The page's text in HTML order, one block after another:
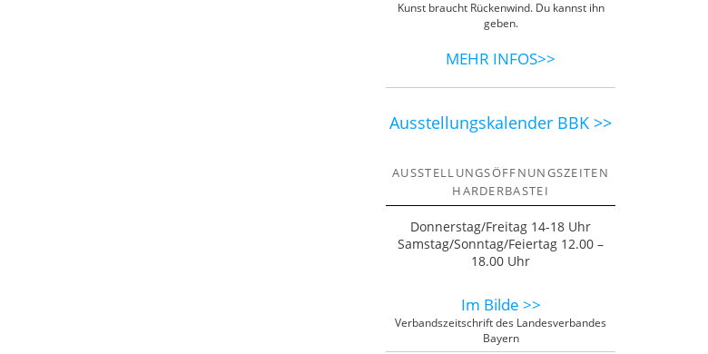
Kunst braucht Rückenwind. Du kannst ihn
geben.
MEHR INFOS>>
Ausstellungskalender BBK >>
AUSSTELLUNGSÖFFNUNGSZEITEN
HARDERBASTEI
Donnerstag/Freitag 14-18 Uhr
Samstag/Sonntag/Feiertag 12.00 –
18.00 Uhr
Im Bilde >>
Verbandszeitschrift des Landesverbandes
Bayern